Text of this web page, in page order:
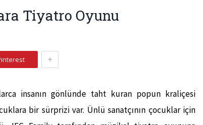
Tiyatro Oyunu
+
insanın gönlünde taht kuran popun kraliçesi
bir sürprizi var. Ünlü sanatçının çocuklar için